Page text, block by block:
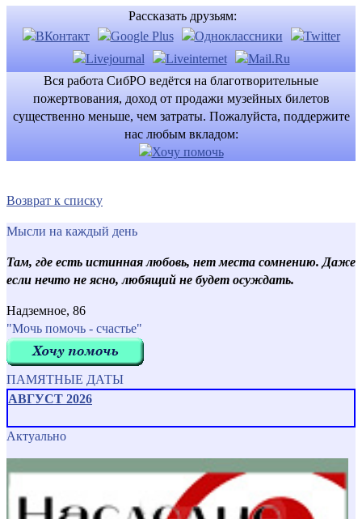
Рассказать друзьям:
Вся работа СибРО ведётся на благотворительные
пожертвования, доход от продажи музейных билетов
существенно меньше, чем затраты. Пожалуйста, поддержите
нас любым вкладом:
Возврат к списку
Мысли на каждый день
Там, где есть истинная любовь, нет места сомнению. Даже
если нечто не ясно, любящий не будет осуждать.
Надземное, 86
"Мочь помочь - счастье"
ПАМЯТНЫЕ ДАТЫ
АВГУСТ 2026
Актуально